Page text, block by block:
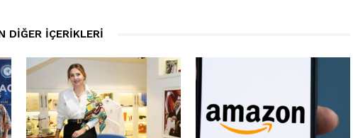
DIĞER İÇERIKLERI